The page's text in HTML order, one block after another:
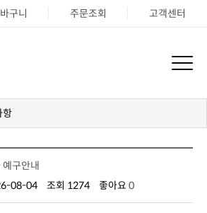
구니 주문조회 고객센터
항
구안내
08-04 조회 1274 좋아요 0